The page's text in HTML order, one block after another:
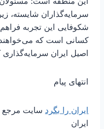
سرمایه‌گذاران شایسته،
شکوفایی این تجربه
کسانی است که
اصیل ایران سرمایه‌گذاری
انتهای پیام
ایران را بگرد سایت مرجع
ایران